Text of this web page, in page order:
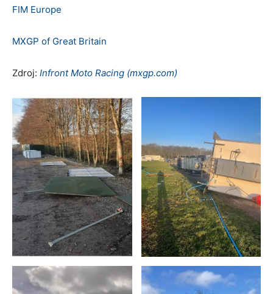
FIM Europe
MXGP of Great Britain
Zdroj: Infront Moto Racing (mxgp.com)